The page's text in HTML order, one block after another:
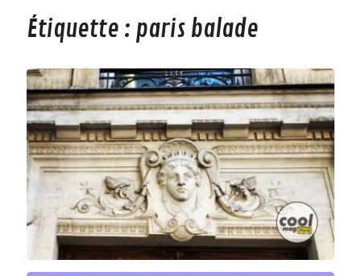
Étiquette : paris balade